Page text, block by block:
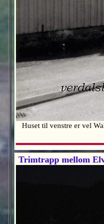
Huset til venstre er vel
Trimtrapp mellom